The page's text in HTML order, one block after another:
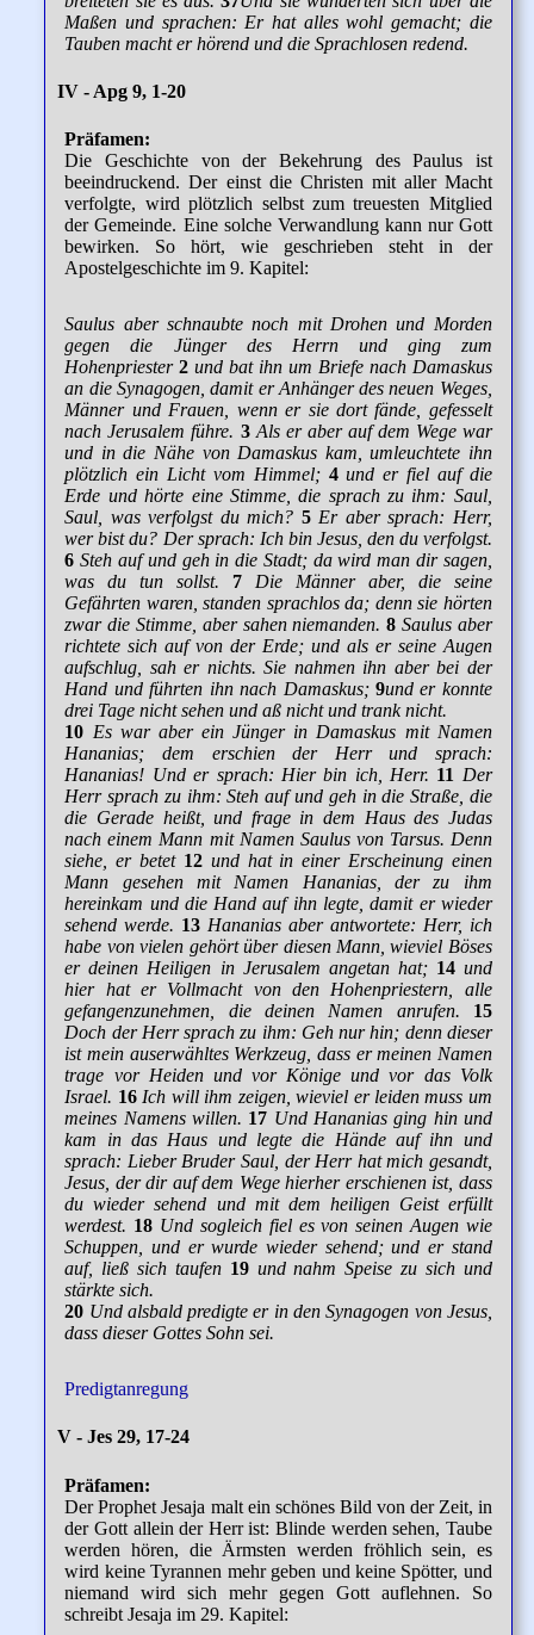
Maßen und sprachen: Er hat alles wohl gemacht; die
Tauben macht er hörend und die Sprachlosen redend.
IV - Apg 9, 1-20
Präfamen:
Die Geschichte von der Bekehrung des Paulus ist
beeindruckend. Der einst die Christen mit aller Macht
verfolgte, wird plötzlich selbst zum treuesten Mitglied
der Gemeinde. Eine solche Verwandlung kann nur Gott
bewirken. So hört, wie geschrieben steht in der
Apostelgeschichte im 9. Kapitel:
Saulus aber schnaubte noch mit Drohen und Morden
gegen die Jünger des Herrn und ging zum
Hohenpriester 2 und bat ihn um Briefe nach Damaskus
an die Synagogen, damit er Anhänger des neuen Weges,
Männer und Frauen, wenn er sie dort fände, gefesselt
nach Jerusalem führe. 3 Als er aber auf dem Wege war
und in die Nähe von Damaskus kam, umleuchtete ihn
plötzlich ein Licht vom Himmel; 4 und er fiel auf die
Erde und hörte eine Stimme, die sprach zu ihm: Saul,
Saul, was verfolgst du mich? 5 Er aber sprach: Herr,
wer bist du? Der sprach: Ich bin Jesus, den du verfolgst.
6 Steh auf und geh in die Stadt; da wird man dir sagen,
was du tun sollst.
7
Die Männer aber, die seine
Gefährten waren, standen sprachlos da; denn sie hörten
zwar die Stimme, aber sahen niemanden. 8 Saulus aber
richtete sich auf von der Erde; und als er seine Augen
aufschlug, sah er nichts. Sie nahmen ihn aber bei der
Hand und führten ihn nach Damaskus; 9und er konnte
drei Tage nicht sehen und aß nicht und trank nicht.
10 Es war aber ein Jünger in Damaskus mit Namen
Hananias; dem erschien der Herr und sprach:
Hananias! Und er sprach: Hier bin ich, Herr. 11 Der
Herr sprach zu ihm: Steh auf und geh in die Straße, die
die Gerade heißt, und frage in dem Haus des Judas
nach einem Mann mit Namen Saulus von Tarsus. Denn
siehe, er betet 12 und hat in einer Erscheinung einen
Mann gesehen mit Namen Hananias, der zu ihm
hereinkam und die Hand auf ihn legte, damit er wieder
sehend werde. 13 Hananias aber antwortete: Herr, ich
habe von vielen gehört über diesen Mann, wieviel Böses
er deinen Heiligen in Jerusalem angetan hat; 14 und
hier hat er Vollmacht von den Hohenpriestern, alle
gefangenzunehmen, die deinen Namen anrufen.
15
Doch der Herr sprach zu ihm: Geh nur hin; denn dieser
ist mein auserwähltes Werkzeug, dass er meinen Namen
trage vor Heiden und vor Könige und vor das Volk
Israel. 16 Ich will ihm zeigen, wieviel er leiden muss um
meines Namens willen. 17 Und Hananias ging hin und
kam in das Haus und legte die Hände auf ihn und
sprach: Lieber Bruder Saul, der Herr hat mich gesandt,
Jesus, der dir auf dem Wege hierher erschienen ist, dass
du wieder sehend und mit dem heiligen Geist erfüllt
werdest. 18 Und sogleich fiel es von seinen Augen wie
Schuppen, und er wurde wieder sehend; und er stand
auf, ließ sich taufen 19 und nahm Speise zu sich und
stärkte sich.
20 Und alsbald predigte er in den Synagogen von Jesus,
dass dieser Gottes Sohn sei.
Predigtanregung
V - Jes 29, 17-24
Präfamen:
Der Prophet Jesaja malt ein schönes Bild von der Zeit, in
der Gott allein der Herr ist: Blinde werden sehen, Taube
werden hören, die Ärmsten werden fröhlich sein, es
wird keine Tyrannen mehr geben und keine Spötter, und
niemand wird sich mehr gegen Gott auflehnen. So
schreibt Jesaja im 29. Kapitel: